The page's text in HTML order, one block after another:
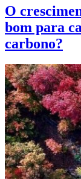
O
bom para
carbono?